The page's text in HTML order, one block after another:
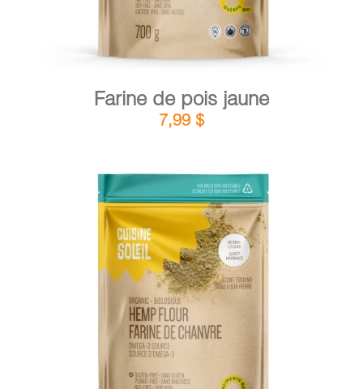
Farine de pois jaune
7,99 $
AJOUTER AU PANIER